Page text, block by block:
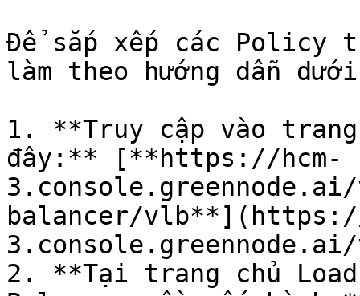
Để sắp xếp các Policy
làm theo hướng dẫn
1. **Truy cập vào
đây:** [**https://hcm-
balancer/
2. **Tại trang chủ